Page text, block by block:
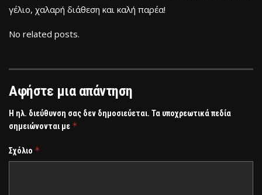
γέλιο, χαλαρή διάθεση και καλή παρέα!
No related posts.
Αφήστε μια απάντηση
Η ηλ. διεύθυνση σας δεν δημοσιεύεται. Τα υποχρεωτικά πεδία
σημειώνονται με *
Σχόλιο *